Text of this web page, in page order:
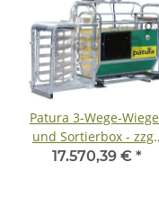
Patura 3-Wege-
und Sortierbox - zzgl.
Fracht
17.570,39 € *